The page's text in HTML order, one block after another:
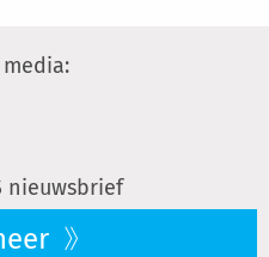
media:
nieuwsbrief